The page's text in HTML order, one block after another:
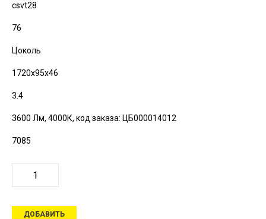
csvt28
76
Цоколь
1720х95х46
3.4
3600 Лм, 4000К, код заказа: ЦБ000014012
7085
ДОБАВИТЬ